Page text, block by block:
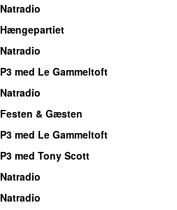
Natradio
Hængepartiet
Natradio
P3 med Le Gammeltoft
Natradio
Festen & Gæsten
P3 med Le Gammeltoft
P3 med Tony Scott
Natradio
Natradio